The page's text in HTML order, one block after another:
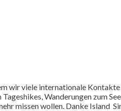
wir viele internationale
Wanderungen zum
missen wollen. Danke